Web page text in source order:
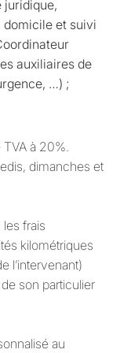
juridique,
domicile et suivi
auxiliaires de
…) ;
à 20%.
dimanches et
frais
kilométriques
l’intervenant)
son particulier
au